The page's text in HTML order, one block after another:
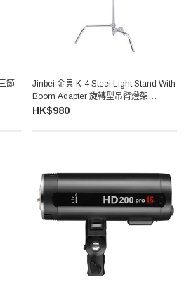
節
Jinbei 金貝 K-4 Steel Light Stand With
Boom Adapter 旋轉型吊臂燈架
(316cm)
HK$980